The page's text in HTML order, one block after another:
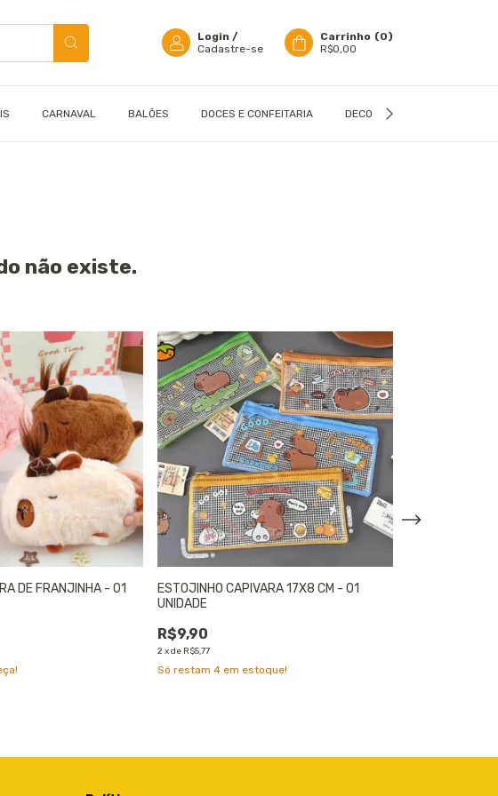
Login /
Cadastre-se
Carrinho (0)
R$0,00
CARNAVAL BALÕES DOCES E CONFEITARIA DECORAÇÃO
não existe.
DE FRANJINHA - 01
ESTOJINHO CAPIVARA 17X8 CM - 01
UNIDADE
R$9,90
2xde R$5,77
Só restam 4 em estoque!